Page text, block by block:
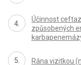
Účinnost
způsobených
Rána vizitkou